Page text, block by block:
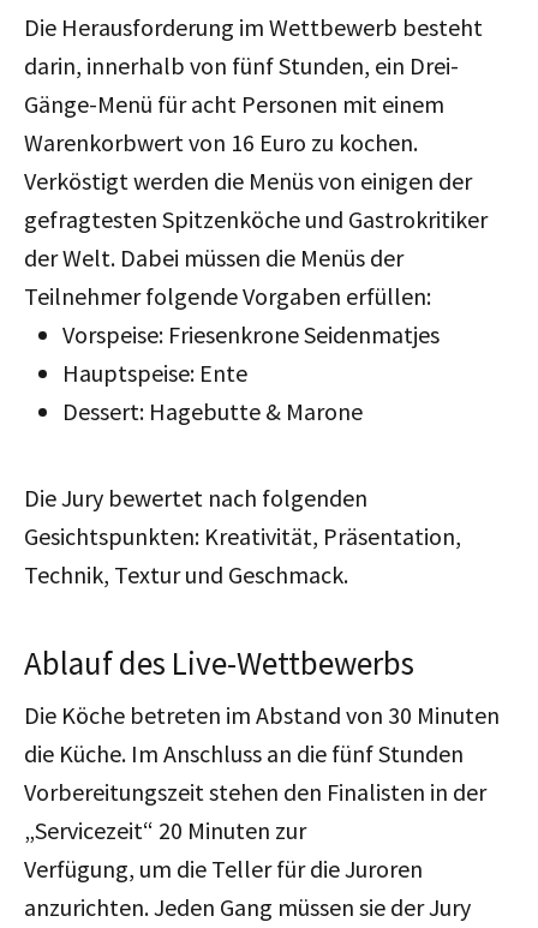
Die Herausforderung im Wettbewerb besteht
darin, innerhalb von fünf Stunden, ein Drei-
Gänge-Menü für acht Personen mit einem
Warenkorbwert von 16 Euro zu kochen.
Verköstigt werden die Menüs von einigen der
gefragtesten Spitzenköche und Gastrokritiker
der Welt. Dabei müssen die Menüs der
Teilnehmer folgende Vorgaben erfüllen:
Vorspeise: Friesenkrone Seidenmatjes
Hauptspeise: Ente
Dessert: Hagebutte & Marone
Die Jury bewertet nach folgenden
Gesichtspunkten: Kreativität, Präsentation,
Technik, Textur und Geschmack.
Ablauf des Live-Wettbewerbs
Die Köche betreten im Abstand von 30 Minuten
die Küche. Im Anschluss an die fünf Stunden
Vorbereitungszeit stehen den Finalisten in der
„Servicezeit“ 20 Minuten zur
Verfügung, um die Teller für die Juroren
anzurichten. Jeden Gang müssen sie der Jury